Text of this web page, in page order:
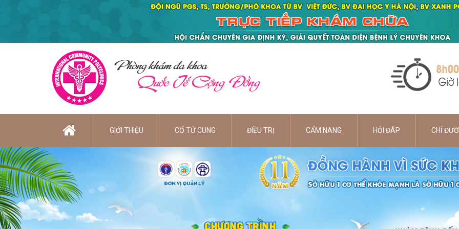
Phòng khám đa khoa
Quốc Tế Cộng Đồng
GIỚI THIỆU CỔ TỬ CUNG ĐIỀU TRỊ CẨM NANG HỎI ĐÁP CHỈ